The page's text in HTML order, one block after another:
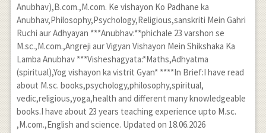
Anubhav),B.com.,M.com. Ke vishayon Ko Padhane ka
Anubhav,Philosophy,Psychology,Religious,sanskriti Mein Gahri
Ruchi aur Adhyayan ***Anubhav:**phichale 23 varshon se
M.sc.,M.com.,Angreji aur Vigyan Vishayon Mein Shikshaka Ka
Lamba Anubhav ***Visheshagyata:*Maths,Adhyatma
(spiritual),Yog vishayon ka vistrit Gyan* ****In Brief:I have read
about M.sc. books,psychology,philosophy,spiritual,
vedic,religious,yoga,health and different many knowledgeable
books.I have about 23 years teaching experience upto M.sc.
,M.com.,English and science. Updated on 18.06.2026